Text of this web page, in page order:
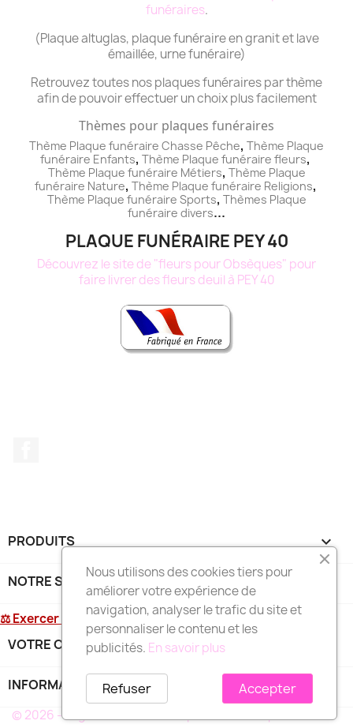
funéraires.
(Plaque altuglas, plaque funéraire en granit et lave
émaillée, urne funéraire)
Retrouvez toutes nos plaques funéraires par thème
afin de pouvoir effectuer un choix plus facilement
Thèmes pour plaques funéraires
Thème Plaque funéraire Chasse Pêche, Thème Plaque
funéraire Enfants, Thème Plaque funéraire fleurs,
Thème Plaque funéraire Métiers, Thème Plaque
funéraire Nature, Thème Plaque funéraire Religions,
Thème Plaque funéraire Sports, Thèmes Plaque
funéraire divers...
PLAQUE FUNÉRAIRE PEY 40
Découvrez le site de "fleurs pour Obsèques" pour
faire livrer des fleurs deuil à PEY 40
PRODUITS 
NOTRE SOCIÉTÉ
⚖ Exercer mon droit de rétractation
VOTRE COMPTE
INFORMATIONS
© 2026 - Logiciel e-commerce par PrestaShop™
Nous utilisons des cookies tiers pour
améliorer votre expérience de
navigation, analyser le trafic du site et
personnaliser le contenu et les
publicités. En savoir plus
Accepter
Refuser